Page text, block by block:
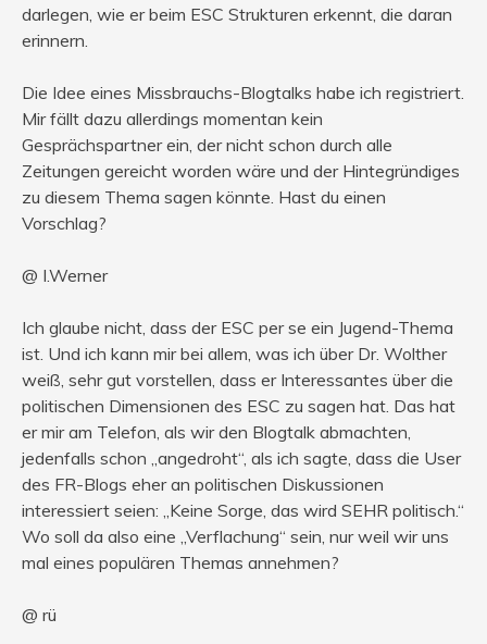
darlegen, wie er beim ESC Strukturen erkennt, die daran
erinnern.
Die Idee eines Missbrauchs-Blogtalks habe ich registriert.
Mir fällt dazu allerdings momentan kein
Gesprächspartner ein, der nicht schon durch alle
Zeitungen gereicht worden wäre und der Hintegründiges
zu diesem Thema sagen könnte. Hast du einen
Vorschlag?
@ I.Werner
Ich glaube nicht, dass der ESC per se ein Jugend-Thema
ist. Und ich kann mir bei allem, was ich über Dr. Wolther
weiß, sehr gut vorstellen, dass er Interessantes über die
politischen Dimensionen des ESC zu sagen hat. Das hat
er mir am Telefon, als wir den Blogtalk abmachten,
jedenfalls schon „angedroht“, als ich sagte, dass die User
des FR-Blogs eher an politischen Diskussionen
interessiert seien: „Keine Sorge, das wird SEHR politisch.“
Wo soll da also eine „Verflachung“ sein, nur weil wir uns
mal eines populären Themas annehmen?
@ rü